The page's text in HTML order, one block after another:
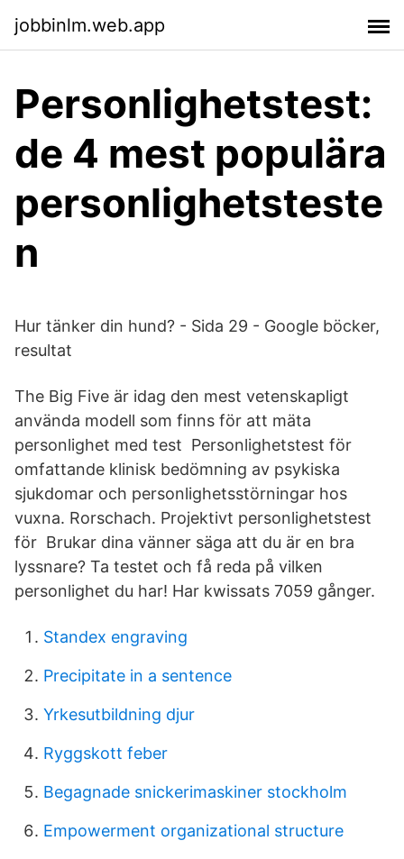
jobbinlm.web.app
Personlighetstest:
de 4 mest populära
personlighetsteste
n
Hur tänker din hund? - Sida 29 - Google böcker,
resultat
The Big Five är idag den mest vetenskapligt
använda modell som finns för att mäta
personlighet med test Personlighetstest för
omfattande klinisk bedömning av psykiska
sjukdomar och personlighetsstörningar hos
vuxna. Rorschach. Projektivt personlighetstest
för Brukar dina vänner säga att du är en bra
lyssnare? Ta testet och få reda på vilken
personlighet du har! Har kwissats 7059 gånger.
Standex engraving
Precipitate in a sentence
Yrkesutbildning djur
Ryggskott feber
Begagnade snickerimaskiner stockholm
Empowerment organizational structure